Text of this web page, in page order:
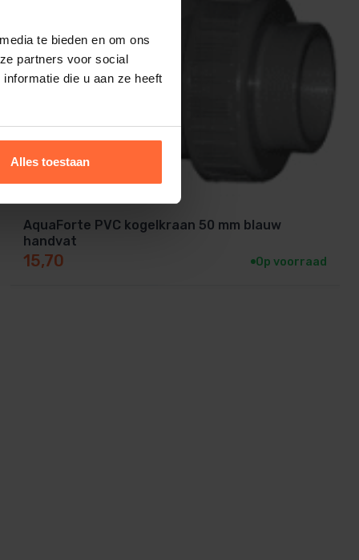
te bieden en om ons
partners voor social
die u aan ze heeft
Alles toestaan
AquaForte PVC kogelkraan 50 mm blauw
handvat
15,70 Op voorraad